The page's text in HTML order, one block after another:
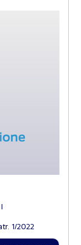
1/2022